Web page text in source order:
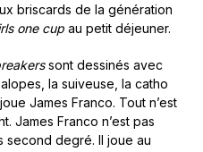
briscards de la génération
one cup au petit déjeuner.
sont dessinés avec
la suiveuse, la catho
James Franco. Tout n’est
James Franco n’est pas
second degré. Il joue au